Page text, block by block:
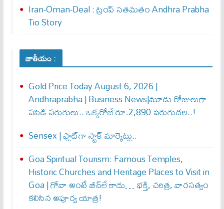
Iran-Oman-Deal : ట్రంప్ స‌త‌మ‌తం Andhra Prabha
Tio Story
జాతీయం :
Gold Price Today August 6, 2026 |
Andhraprabha | Business News|మూడు రోజులుగా
పసిడి పరుగులు.. ఒక్కరోజే రూ.2,890 పెరుగుద‌ల‌..!
Sensex | ఫ్లాట్‌గా స్టాక్ మార్కెట్లు..
Goa Spiritual Tourism: Famous Temples,
Historic Churches and Heritage Places to Visit in
Goa | గోవా అంటే బీచ్‌లే కాదు… భక్తి, చరిత్ర, వారసత్వం
కలిసిన అపూర్వ యాత్ర!